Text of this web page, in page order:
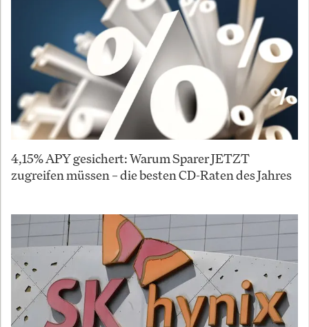
4,15% APY gesichert: Warum Sparer JETZT
zugreifen müssen – die besten CD-Raten des Jahres